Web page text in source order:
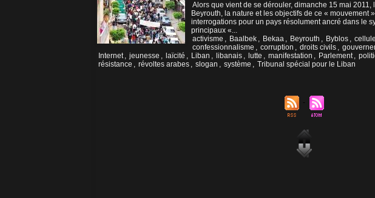
Alors que vient de se dérouler, dimanche 15 mai
Beyrouth, la nature et les objectifs de ce « mouvement
interrogations pour un pays résolument ancré dans le
principaux «...
activisme , Baalbek , Bekaa , Beyrouth , Byblos ,
confessionnalisme , corruption , droits civils ,
Internet , jeunesse , laïcité , Liban , libanais , lutte , manifestation , Parlement ,
résistance , révoltes arabes , slogan , système , Tribunal spécial pour le Liban